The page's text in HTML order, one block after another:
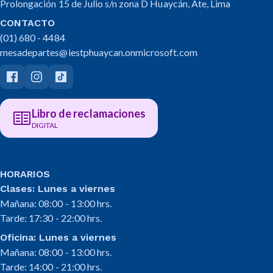
Prolongación 15 de Julio s/n zona D Huaycán, Ate, Lima
CONTACTO
(01) 680 - 4484
mesadepartes@iestphuaycan.onmicrosoft.com
Libro de reclamaciones
DIGITAL
HORARIOS
Clases: Lunes a viernes
Mañana: 08:00 - 13:00 hrs.
Tarde: 17:30 - 22:00 hrs.
Oficina: Lunes a viernes
Mañana: 08:00 - 13:00 hrs.
Tarde: 14:00 - 21:00 hrs.